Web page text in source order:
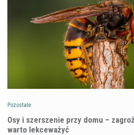
Pozostałe
Osy i szerszenie przy domu –
warto lekceważyć